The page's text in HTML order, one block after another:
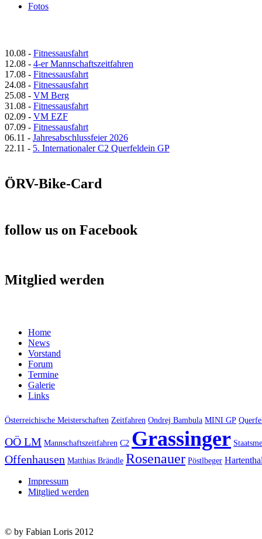
Fotos
10.08 - Fitnessausfahrt
12.08 - 4-er Mannschaftszeitfahren
17.08 - Fitnessausfahrt
24.08 - Fitnessausfahrt
25.08 - VM Berg
31.08 - Fitnessausfahrt
02.09 - VM EZF
07.09 - Fitnessausfahrt
06.11 - Jahresabschlussfeier 2026
22.11 - 5. Internationaler C2 Querfeldein GP
ÖRV-Bike-Card
follow us on Facebook
Mitglied werden
Home
News
Vorstand
Forum
Termine
Galerie
Links
Österreichische Meisterschaften Zeitfahren Ondrej Bambula MINI GP
OÖ LM Mannschaftszeitfahren C2 Grassinger
Offenhausen Matthias Brändle Rosenauer Pöstlbeger
Impressum
Mitglied werden
© by Fabian Loris 2012